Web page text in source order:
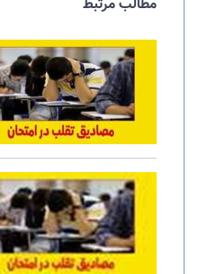
مطالب مرتبط